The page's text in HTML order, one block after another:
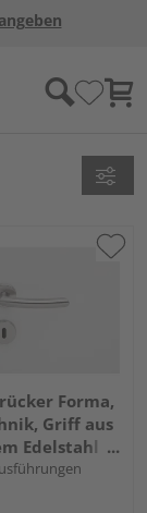
Forma,
Griff aus
Edelstahl
gelagert